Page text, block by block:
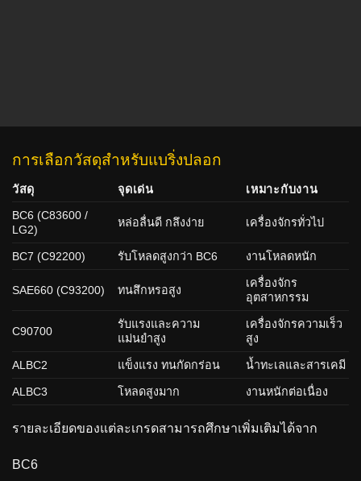
การเลือกวัสดุสำหรับแบริ่งปลอก
วัสดุ จุดเด่น
เหมาะกับงาน
BC6 (C83600 /
LG2)
หล่อลื่นดี กลึงง่าย เครื่องจักรทั่วไป
BC7 (C92200) รับโหลดสูงกว่า BC6 งานโหลดหนัก
SAE660 (C93200) ทนสึกหรอสูง
เครื่องจักร
อุตสาหกรรม
C90700
รับแรงและความ
แม่นยำสูง
เครื่องจักรความเร็ว
สูง
ALBC2 แข็งแรง ทนกัดกร่อน น้ำทะเลและสารเคมี
ALBC3 โหลดสูงมาก งานหนักต่อเนื่อง
รายละเอียดของแต่ละเกรดสามารถศึกษาเพิ่มเติมได้จาก
BC6